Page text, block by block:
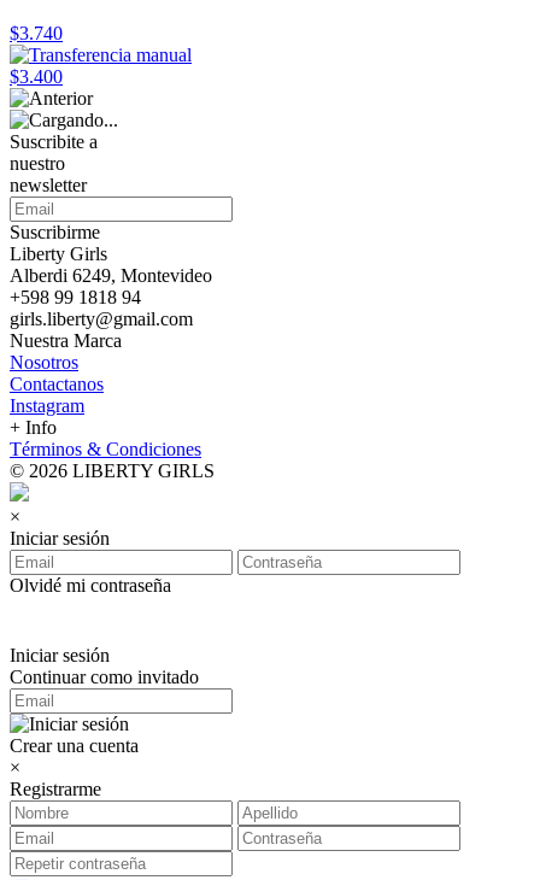
$3.740
$3.400
Suscribite a
nuestro
newsletter
Suscribirme
Liberty Girls
Alberdi 6249, Montevideo
+598 99 1818 94
girls.liberty@gmail.com
Nuestra Marca
Nosotros
Contactanos
Instagram
+ Info
Términos & Condiciones
© 2026 LIBERTY GIRLS
×
Iniciar sesión
Olvidé mi contraseña
Iniciar sesión
Continuar como invitado
Crear una cuenta
×
Registrarme